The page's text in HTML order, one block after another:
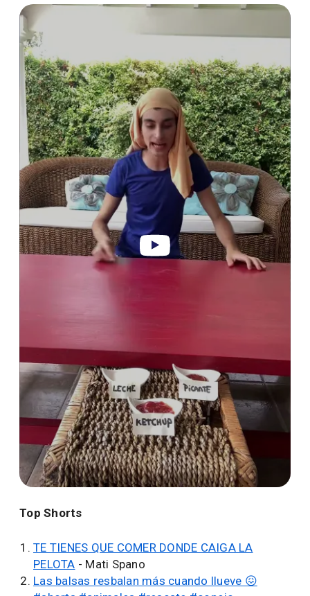
Top Shorts
TE TIENES QUE COMER DONDE CAIGA LA
PELOTA - Mati Spano
Las balsas resbalan más cuando llueve 😖